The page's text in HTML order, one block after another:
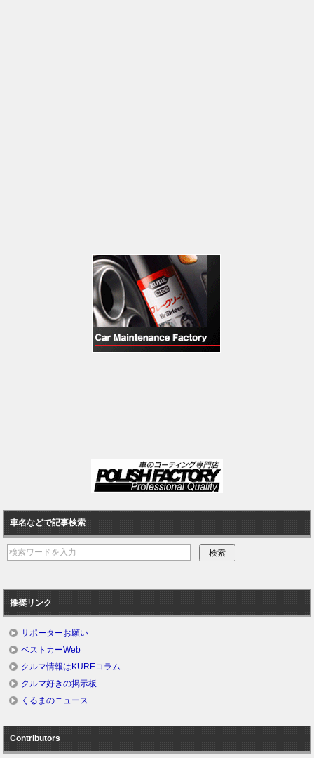
車名などで記事検索
推奨リンク
サポーターお願い
ベストカーWeb
クルマ情報はKUREコラム
クルマ好きの掲示板
くるまのニュース
Contributors